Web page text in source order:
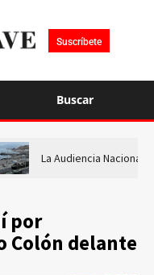
Suscríbete
Buscar
La Audiencia Nacional
por
Colón delante